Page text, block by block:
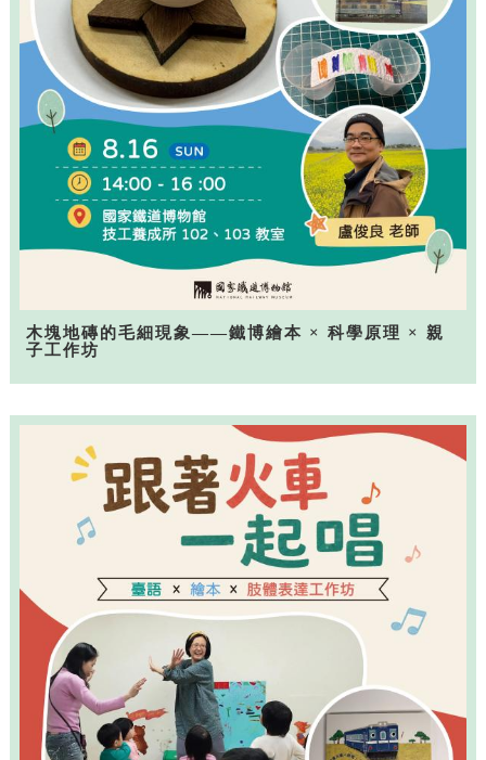
木塊地磚的毛細現象——鐵博繪本 × 科學原理 × 親
子工作坊